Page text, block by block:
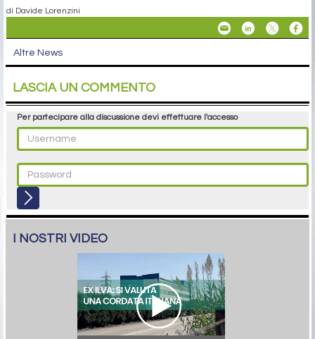
di Davide Lorenzini
Altre News
LASCIA UN COMMENTO
Per partecipare alla discussione devi effettuare l'accesso
I NOSTRI VIDEO